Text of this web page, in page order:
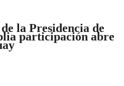
la Presidencia de
participación abre